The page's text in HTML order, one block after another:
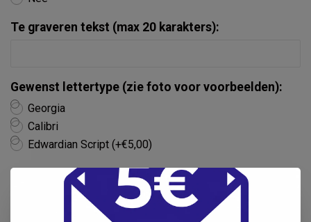
Te graveren tekst (max 20 karakters):
Gewenst lettertype (zie foto voor voorbeelden):
Georgia
Calibri
Edwardian Script (+€5,00)
extra optie:
Cadeau inpakken (+€1,95)